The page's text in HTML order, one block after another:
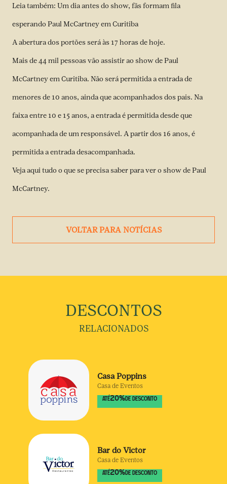
Leia também: Um dia antes do show, fãs formam fila
esperando Paul McCartney em Curitiba
A abertura dos portões será às 17 horas de hoje.
Mais de 44 mil pessoas vão assistir ao show de Paul
McCartney em Curitiba. Não será permitida a entrada de
menores de 10 anos, ainda que acompanhados dos pais. Na
faixa entre 10 e 15 anos, a entrada é permitida desde que
acompanhada de um responsável. A partir dos 16 anos, é
permitida a entrada desacompanhada.
Vejaaqui tudoo que se precisa saber para ver o show de Paul
McCartney.
VOLTAR PARA NOTÍCIAS
DESCONTOS
RELACIONADOS
Casa Poppins
Casa de Eventos
ATÉ20% DE DESCONTO
Bar do Victor
Casa de Eventos
ATÉ20% DE DESCONTO